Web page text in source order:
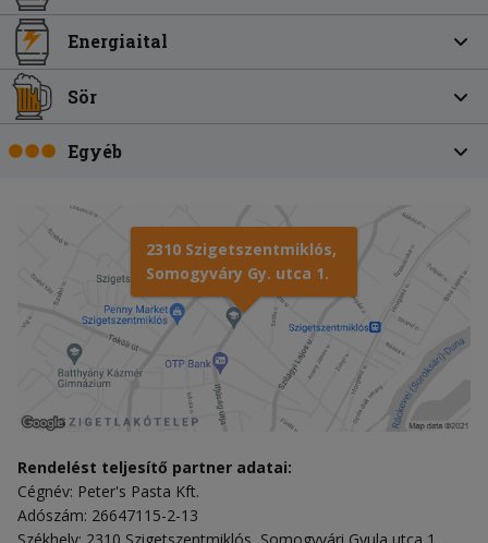
Energiaital
Sör
Egyéb
2310 Szigetszentmiklós,
Somogyváry Gy. utca 1.
Rendelést teljesítő partner adatai:
Cégnév: Peter's Pasta Kft.
Adószám: 26647115-2-13